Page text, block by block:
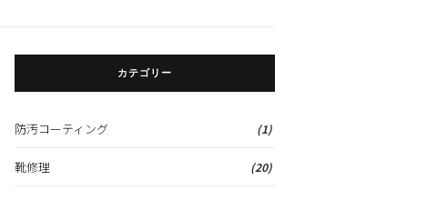
カテゴリー
防汚コーティング (1)
靴修理 (20)